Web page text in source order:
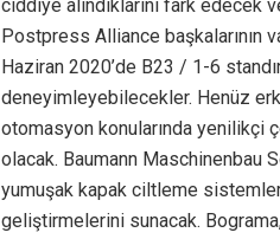
ciddiye alındıklarını fark edecek
Postpress Alliance
Haziran 2020’de B23 / 1-6
deneyimleyebilecekler. Henüz
otomasyon konularında yenilikçi
olacak. Baumann Maschinenbau
yumuşak kapak ciltleme
geliştirmelerini sunacak.